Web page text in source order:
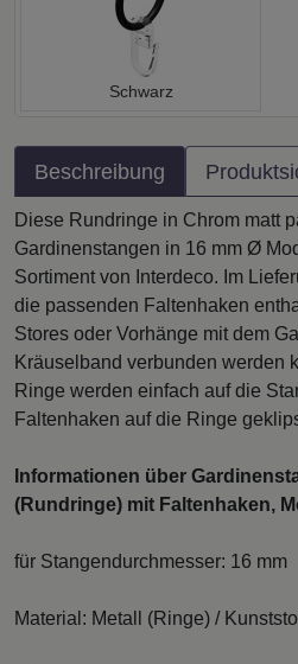
Schwarz
Beschreibung
Diese Rundringe in Chrom matt
Gardinenstangen in 16 mm Ø
Sortiment von Interdeco. Im
die passenden Faltenhaken
Stores oder Vorhänge mit dem
Kräuselband verbunden werden
Ringe werden einfach auf die
Faltenhaken auf die Ringe
Informationen über
(Rundringe) mit Faltenhaken,
für Stangendurchmesser: 16 mm
Material: Metall (Ringe) /